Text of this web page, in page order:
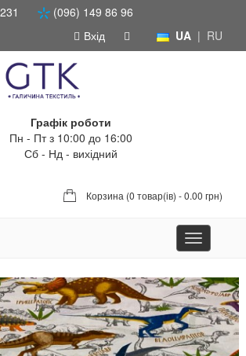
(096) 149 86 96
UA | RU
Вхід
Графік роботи
Пн - Пт з 10:00 до 16:00
Сб - Нд - вихідний
Корзина (0 товар(ів) - 0.00 грн)
Toggle
navigation